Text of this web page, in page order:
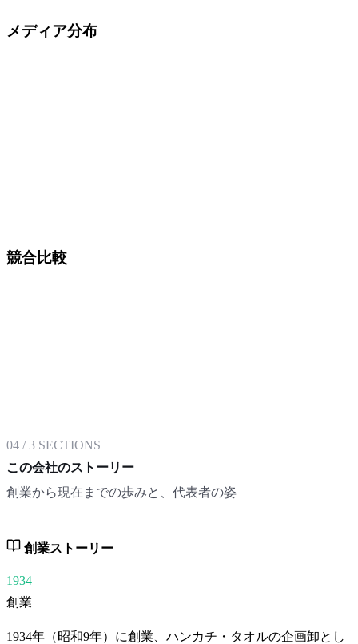
メディア分布
競合比較
04 /3 SECTIONS
この会社のストーリー
創業から現在までの歩みと、代表者の姿
創業ストーリー
1934
創業
1934年（昭和9年）に創業、ハンカチ・タオルの企画卸とし